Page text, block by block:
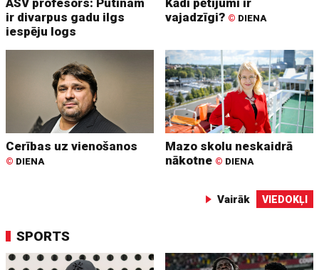
ASV profesors: Putinam
ir divarpus gadu ilgs
iespēju logs
Kādi pētījumi ir
vajadzīgi? © DIENA
Cerības uz vienošanos
© DIENA
Mazo skolu neskaidrā
nākotne © DIENA
Vairāk VIEDOKĻI
SPORTS